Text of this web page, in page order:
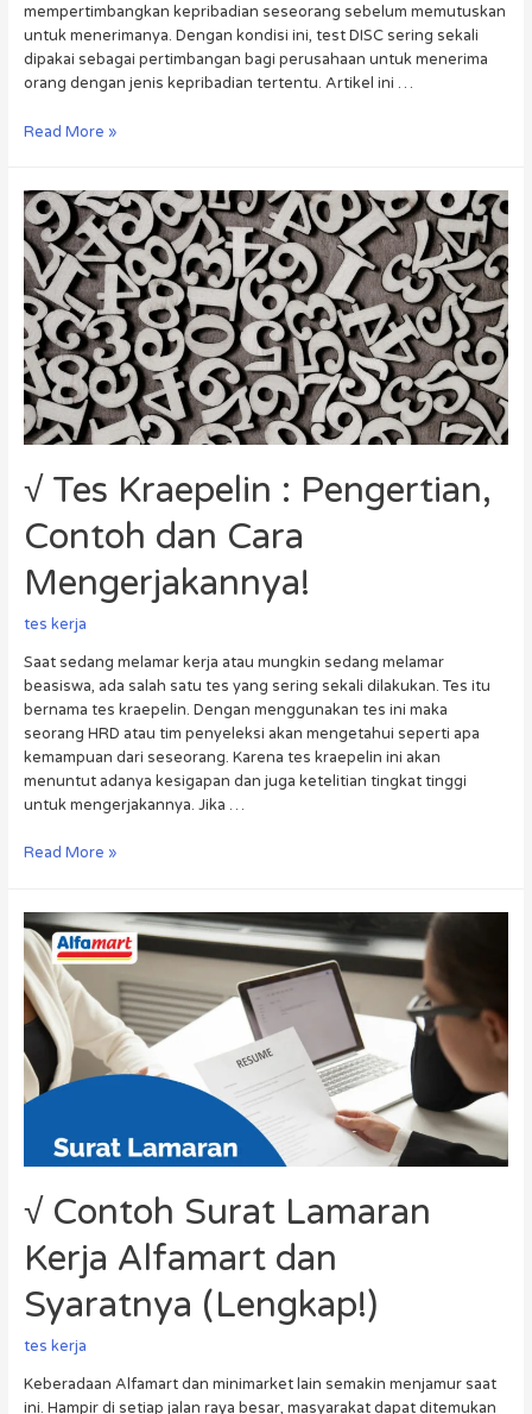
mempertimbangkan kepribadian seseorang sebelum memutuskan
untuk menerimanya. Dengan kondisi ini, test DISC sering sekali
dipakai sebagai pertimbangan bagi perusahaan untuk menerima
orang dengan jenis kepribadian tertentu. Artikel ini …
Read More »
√ Tes Kraepelin : Pengertian,
Contoh dan Cara
Mengerjakannya!
tes kerja
Saat sedang melamar kerja atau mungkin sedang melamar
beasiswa, ada salah satu tes yang sering sekali dilakukan. Tes itu
bernama tes kraepelin. Dengan menggunakan tes ini maka
seorang HRD atau tim penyeleksi akan mengetahui seperti apa
kemampuan dari seseorang. Karena tes kraepelin ini akan
menuntut adanya kesigapan dan juga ketelitian tingkat tinggi
untuk mengerjakannya. Jika …
Read More »
√ Contoh Surat Lamaran
Kerja Alfamart dan
Syaratnya (Lengkap!)
tes kerja
Keberadaan Alfamart dan minimarket lain semakin menjamur saat
ini. Hampir di setiap jalan raya besar, masyarakat dapat ditemukan